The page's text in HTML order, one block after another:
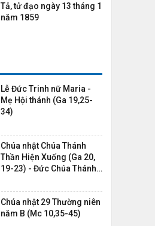
Tả, tử đạo ngày 13 tháng 1
năm 1859
Lễ Đức Trinh nữ Maria -
Mẹ Hội thánh (Ga 19,25-
34)
Chúa nhật Chúa Thánh
Thần Hiện Xuống (Ga 20,
19-23) - Đức Chúa Thánh
Chúa nhật 29 Thường niên
năm B (Mc 10,35-45)